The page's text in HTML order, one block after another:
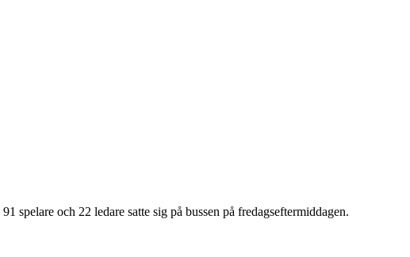
spelare och 22 ledare satte sig på bussen på fredagseftermiddagen.